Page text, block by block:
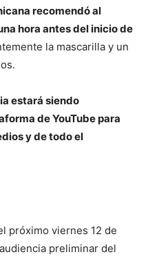
recomendó al
hora antes del inicio de
la mascarilla y un
estará siendo
de YouTube para
y de todo el
próximo viernes 12 de
preliminar del